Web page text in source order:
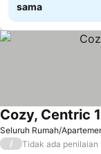
sama
Seluruh Rumah/
Cozy, Centric
/ Tidak ada penilaian